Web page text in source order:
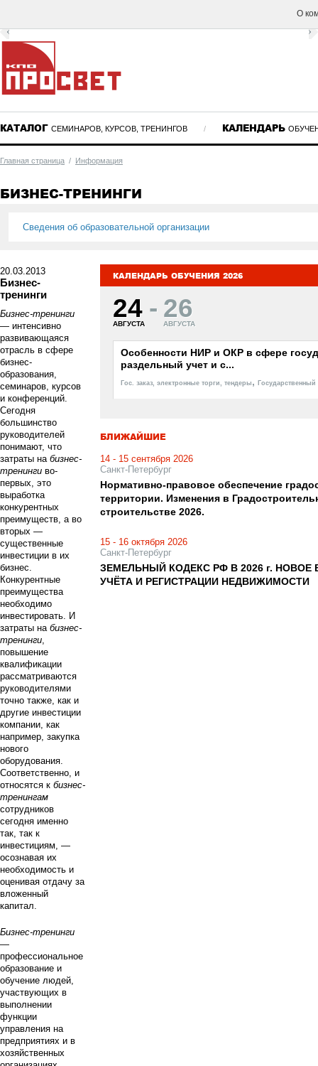
О
КАТАЛОГ СЕМИНАРОВ, КУРСОВ, ТРЕНИНГОВ / КАЛЕНДАРЬ
Главная страница / Информация
БИЗНЕС-ТРЕНИНГИ
Сведения об образовательной организации
20.03.2013
Бизнес-
тренинги
Бизнес-тренинги
— интенсивно
развивающаяся
отрасль в сфере
бизнес-
образования,
семинаров, курсов
и конференций.
Сегодня
большинство
руководителей
понимают, что
затраты набизнес-
тренинги во-
первых, это
выработка
конкурентных
преимуществ, а во
вторых —
существенные
инвестиции в их
бизнес.
Конкурентные
преимущества
необходимо
инвестировать. И
затраты набизнес-
тренинги,
повышение
квалификации
рассматриваются
руководителями
точно также, как и
другие инвестиции
компании, как
например, закупка
нового
оборудования.
Соответственно, и
относятся к бизнес-
тренингам
сотрудников
сегодня именно
так, так к
инвестициям, —
осознавая их
необходимость и
оценивая отдачу за
вложенный
капитал.
Бизнес-тренинги
—
профессиональное
образование и
обучение людей,
участвующих в
выполнении
функции
управления на
предприятиях и в
хозяйственных
КАЛЕНДАРЬ ОБУЧЕНИЯ 2026
24
АВГУСТА
- 26
АВГУСТА
Особенности НИР и ОКР в сфере
раздельный учет и с...
Гос. заказ, электронные торги, тендеры ,
БЛИЖАЙШИЕ
14 - 15 сентября 2026
Санкт-Петербург
Нормативно-правовое обеспечение
территории. Изменения в
строительстве 2026.
15 - 16 октября 2026
Санкт-Петербург
ЗЕМЕЛЬНЫЙ КОДЕКС РФ В 2026 г.
УЧЁТА И РЕГИСТРАЦИИ НЕДВИЖИМОСТИ